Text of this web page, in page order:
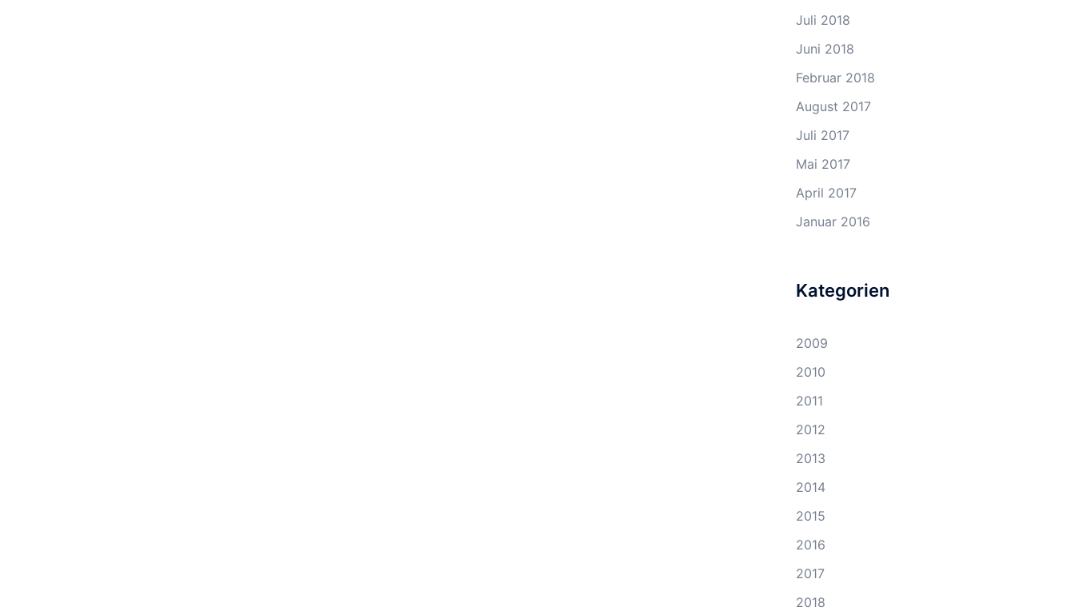
Juli 2018
Juni 2018
Februar 2018
August 2017
Juli 2017
Mai 2017
April 2017
Januar 2016
Kategorien
2009
2010
2011
2012
2013
2014
2015
2016
2017
2018